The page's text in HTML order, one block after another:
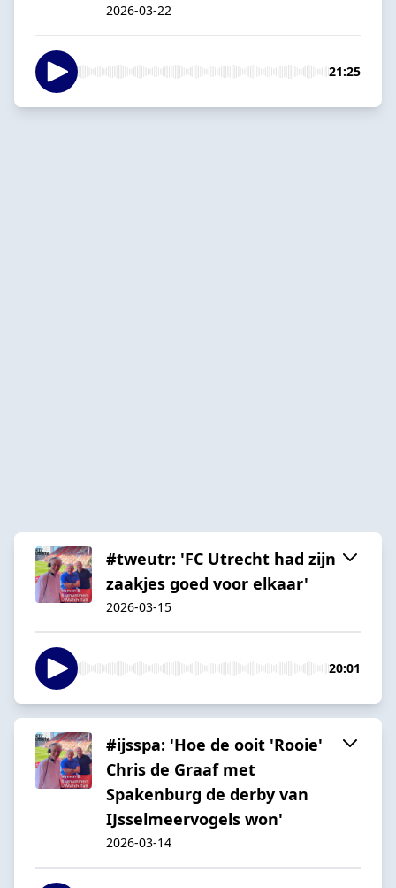
2026-03-22
21:25
#tweutr: 'FC Utrecht had zijn
zaakjes goed voor elkaar'
2026-03-15
20:01
#ijsspa: 'Hoe de ooit 'Rooie'
Chris de Graaf met
Spakenburg de derby van
IJsselmeervogels won'
2026-03-14